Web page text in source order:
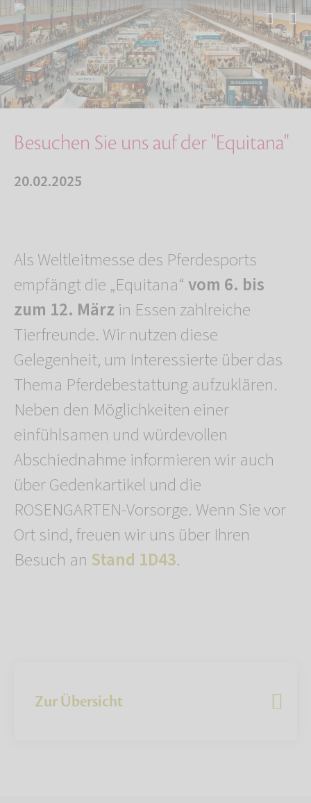
Start Über uns Aktuelles Besuchen Sie uns auf der "Equitana"
Besuchen Sie uns auf der "Equitana"
20.02.2025
Als Weltleitmesse des Pferdesports
empfängt die „Equitana“vom 6. bis
zum 12. März in Essen zahlreiche
Tierfreunde. Wir nutzen diese
Gelegenheit, um Interessierte über das
Thema Pferdebestattung aufzuklären.
Neben den Möglichkeiten einer
einfühlsamen und würdevollen
Abschiednahme informieren wir auch
über Gedenkartikel und die
ROSENGARTEN-Vorsorge. Wenn Sie vor
Ort sind, freuen wir uns über Ihren
Besuch an Stand 1D43.
Zur Übersicht